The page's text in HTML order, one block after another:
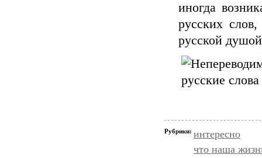
иногда
русских
русской
Рубрики: интересно
что наша